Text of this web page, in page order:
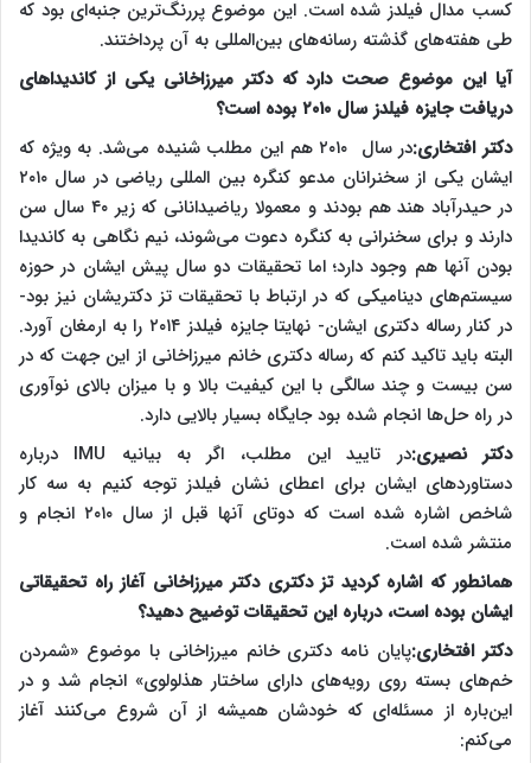
کسب مدال فیلدز شده است. این موضوع پررنگ‌ترین جنبه‌ای بود که
طی هفته‌های گذشته رسانه‌های بین‌المللی به آن پرداختند.
آیا این موضوع صحت دارد که دکتر میرزاخانی یکی از کاندیداهای
دریافت جایزه فیلدز سال ۲۰۱۰ بوده است؟
دکتر افتخاری:
در سال ۲۰۱۰ هم این مطلب شنیده می‌شد. به ویژه که
ایشان یکی از سخنرانان مدعو کنگره بین المللی ریاضی در سال ۲۰۱۰
در حیدرآباد هند هم بودند و معمولا ریاضیدانانی که زیر ۴۰ سال سن
دارند و برای سخنرانی به کنگره دعوت می‌شوند، نیم نگاهی به کاندیدا
بودن آنها هم وجود دارد؛ اما تحقیقات دو سال پیش ایشان در حوزه
سیستم‌های دینامیکی که در ارتباط با تحقیقات تز دکتریشان نیز بود-
در کنار رساله دکتری‌ ایشان- نهایتا جایزه فیلدز ۲۰۱۴ را به ارمغان آورد.
البته باید تاکید کنم که رساله دکتری خانم میرزاخانی از این جهت که در
سن بیست و چند سالگی با این کیفیت بالا و با میزان بالای نوآوری
در راه حل‌ها انجام شده بود جایگاه بسیار بالایی دارد.
دکتر نصیری:در تایید این مطلب، اگر به بیانیه IMU درباره
دستاوردهای ایشان برای اعطای نشان فیلدز توجه کنیم به سه کار
شاخص اشاره شده است که دوتای آنها قبل از سال ۲۰۱۰ انجام و
منتشر شده است.
همانطور که اشاره کردید تز دکتری دکتر میرزاخانی آغاز راه تحقیقاتی
ایشان بوده است، درباره این تحقیقات توضیح دهید؟
دکتر افتخاری:پایان نامه دکتری خانم میرزاخانی با موضوع «شمردن
خم‌های بسته روی رویه‌های دارای ساختار هذلولوی» انجام شد و در
این‌باره از مسئله‌ای که خودشان همیشه از آن شروع می‌کنند آغاز
می‌کنم: